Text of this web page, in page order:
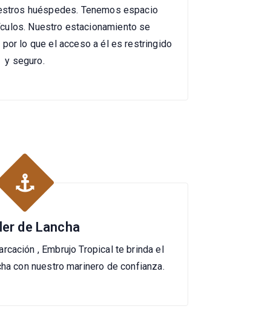
huéspedes. Tenemos espacio
Nuestro estacionamiento se
lo que el acceso a él es restringido
y seguro.
de Lancha
, Embrujo Tropical te brinda el
con nuestro marinero de confianza.